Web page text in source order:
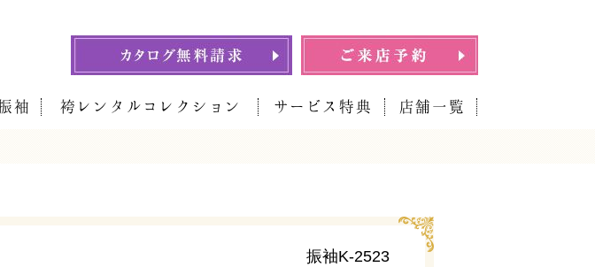
袖 袴レンタルコレクション サービス特典 店舗一覧
振袖K-2523